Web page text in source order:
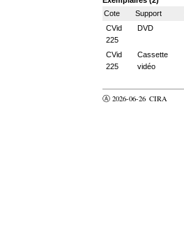
Cote
Support
CVid
225
DVD
CVid
225
Cassette
vidéo
Ⓐ 2026-06-26 CIRA